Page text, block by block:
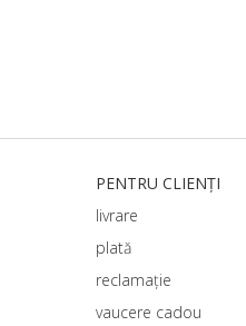
PENTRU CLIENȚI
livrare
plată
reclamație
vaucere cadou